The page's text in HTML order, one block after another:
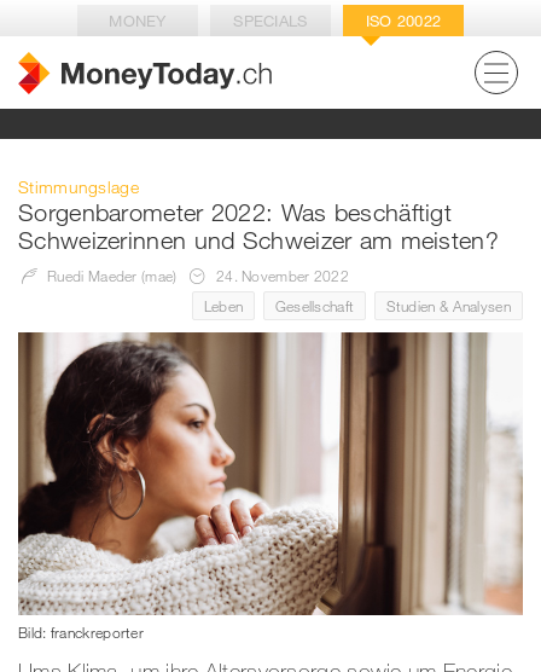
MONEY SPECIALS ISO 20022
Stimmungslage
Sorgenbarometer 2022: Was beschäftigt
Schweizerinnen und Schweizer am meisten?
Ruedi Maeder (mae)
24. November 2022
Leben
Gesellschaft Studien & Analysen
Bild: franckreporter